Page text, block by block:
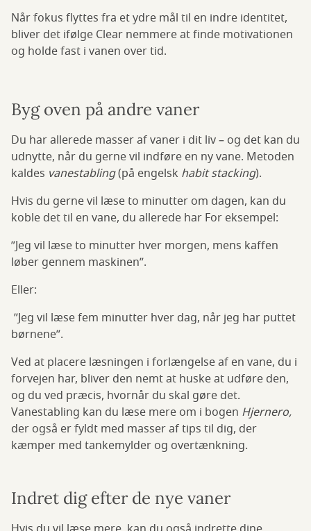
Når fokus flyttes fra et ydre mål til en indre identitet,
bliver det ifølge Clear nemmere at finde motivationen
og holde fast i vanen over tid.
Byg oven på andre vaner
Du har allerede masser af vaner i dit liv – og det kan du
udnytte, når du gerne vil indføre en ny vane. Metoden
kaldes vanestabling(på engelsk habit stacking).
Hvis du gerne vil læse to minutter om dagen, kan du
koble det til en vane, du allerede har For eksempel:
”Jeg vil læse to minutter hver morgen, mens kaffen
løber gennem maskinen”.
Eller:
”Jeg vil læse fem minutter hver dag, når jeg har puttet
børnene”.
Ved at placere læsningen i forlængelse af en vane, du i
forvejen har, bliver den nemt at huske at udføre den,
og du ved præcis, hvornår du skal gøre det.
Vanestabling kan du læse mere om i bogen Hjernero,
der også er fyldt med masser af tips til dig, der
kæmper med tankemylder og overtænkning.
Indret dig efter de nye vaner